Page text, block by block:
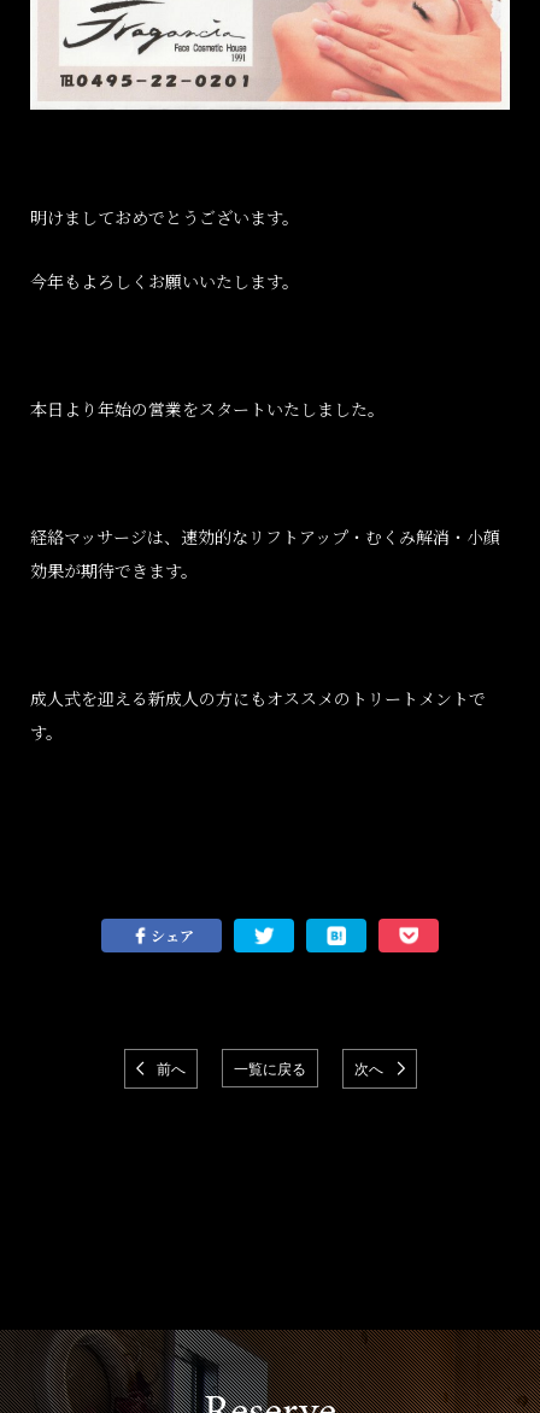
明けましておめでとうございます。
今年もよろしくお願いいたします。
本日より年始の営業をスタートいたしました。
経絡マッサージは、速効的なリフトアップ・むくみ解消・小顔
効果が期待できます。
成人式を迎える新成人の方にもオススメのトリートメントで
す。
シェア
前へ 一覧に戻る 次へ